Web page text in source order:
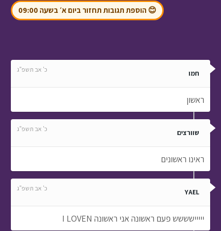
😊 הוספת תגובות תחזור ביום א׳ בשעה 09:00
חמו כ' אב תשפ"ג
ראשון
שוורצים כ' אב תשפ"ג
ראינו ראשונים
YAEL כ' אב תשפ"ג
ייייישששש פעם ראשונה אני ראשונה I LOVEN